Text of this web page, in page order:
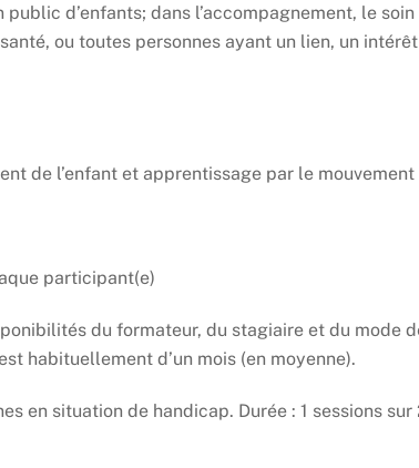
d’enfants; dans l’accompagnement, le soin
ou toutes personnes ayant un lien, un intérêt
de l’enfant et apprentissage par le mouvement
participant(e)
du formateur, du stagiaire et du mode
habituellement d’un mois (en moyenne).
en situation de handicap. Durée : 1 sessions sur